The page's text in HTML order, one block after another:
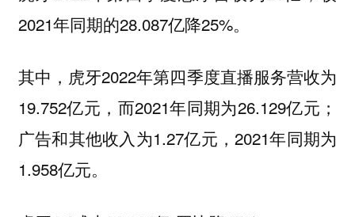
2021年同期的28.087亿降25%。
其中，虎牙2022年第四季度直播服务营收为
19.752亿元，而2021年同期为26.129亿元；
广告和其他收入为1.27亿元，2021年同期为
1.958亿元。